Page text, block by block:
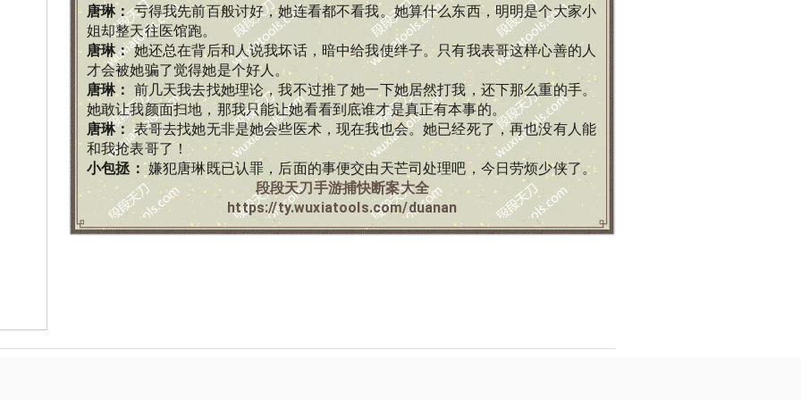
唐琳： 亏得我先前百般讨好，她连看都不看我。她算什么东西，明明是个大家小
姐却整天往医馆跑。
唐琳： 她还总在背后和人说我坏话，暗中给我使绊子。只有我表哥这样心善的人
才会被她骗了觉得她是个好人。
唐琳： 前几天我去找她理论，我不过推了她一下她居然打我，还下那么重的手。
她敢让我颜面扫地，那我只能让她看看到底谁才是真正有本事的。
唐琳： 表哥去找她无非是她会些医术，现在我也会。她已经死了，再也没有人能
和我抢表哥了！
小包拯： 嫌犯唐琳既已认罪，后面的事便交由天芒司处理吧，今日劳烦少侠了。
段段天刀手游捕快断案大全
https://ty.wuxiatools.com/duanan